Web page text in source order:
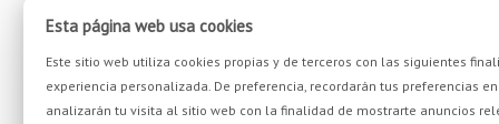
Esta página web usa cookies
Este sitio web utiliza cookies propias y de terceros con las siguientes
experiencia personalizada. De preferencia, recordarán tus preferencias
analizarán tu visita al sitio web con la finalidad de mostrarte anuncios